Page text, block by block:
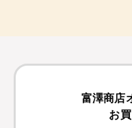
富澤商店
お